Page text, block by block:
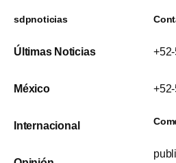
sdpnoticias
Últimas Noticias
México
Internacional